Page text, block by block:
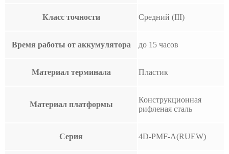
Класс точности Средний (III)
Время работы от аккумулятора до 15 часов
Материал терминала Пластик
Материал платформы
Конструкционная
рифленая сталь
Серия 4D-PMF-A(RUEW)